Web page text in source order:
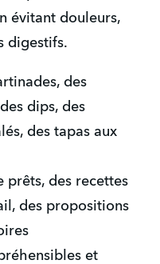
évitant douleurs,
digestifs.
des
dips, des
des tapas aux
prêts, des recettes
des propositions
et